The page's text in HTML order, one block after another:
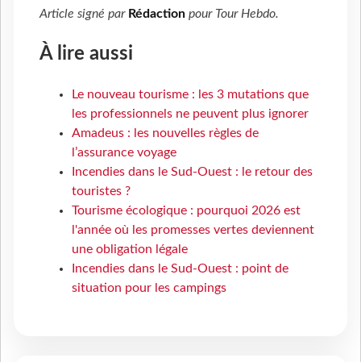
Article signé par Rédaction pour Tour Hebdo.
À lire aussi
Le nouveau tourisme : les 3 mutations que
les professionnels ne peuvent plus ignorer
Amadeus : les nouvelles règles de
l’assurance voyage
Incendies dans le Sud-Ouest : le retour des
touristes ?
Tourisme écologique : pourquoi 2026 est
l'année où les promesses vertes deviennent
une obligation légale
Incendies dans le Sud-Ouest : point de
situation pour les campings